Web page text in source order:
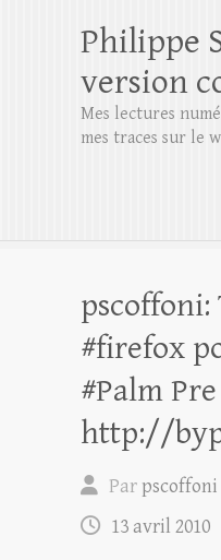
Philippe
version
Mes lectures
mes traces sur le
pscoffoni:
#firefox
#Palm Pre
http://
Par
13 avril 2010